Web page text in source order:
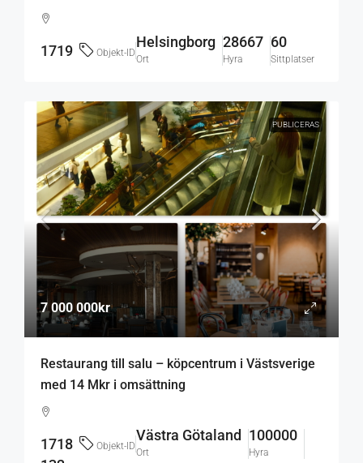
1719 Objekt-ID
Helsingborg
Ort
28667
Hyra
60
Sittplatser
PUBLICERAS
7 000 000kr
Restaurang till salu – köpcentrum i Västsverige
med 14 Mkr i omsättning
1718 Objekt-ID
Västra Götaland
Ort
100000
Hyra